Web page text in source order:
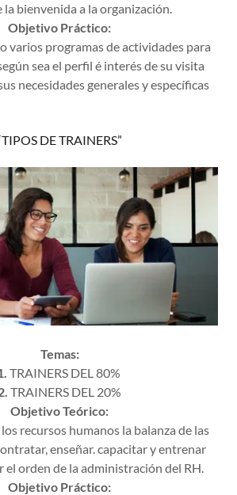
la bienvenida a la organización.
Objetivo Práctico:
varios programas de actividades para
sea el perfil é interés de su visita
necesidades generales y específicas
DE TRAINERS”
Temas:
TRAINERS DEL 80%
TRAINERS DEL 20%
Objetivo Teórico:
recursos humanos la balanza de las
enseñar. capacitar y entrenar
el orden de la administración del RH.
Objetivo Práctico: